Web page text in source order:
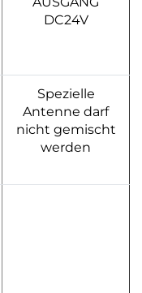
DC24V
Spezielle
Antenne darf
nicht gemischt
werden